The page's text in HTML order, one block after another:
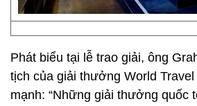
Phát biểu tại lễ trao giải, ông
tịch của giải thưởng World Travel
mạnh: “Những giải thưởng quốc